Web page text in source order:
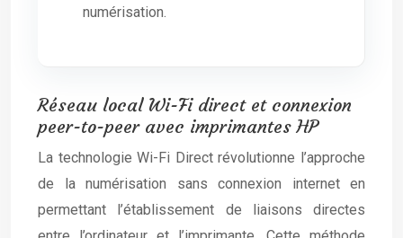
numérisation.
Réseau local Wi-Fi direct et connexion
peer-to-peer avec imprimantes HP
La technologie Wi-Fi Direct révolutionne l’approche
de la numérisation sans connexion internet en
permettant l’établissement de liaisons directes